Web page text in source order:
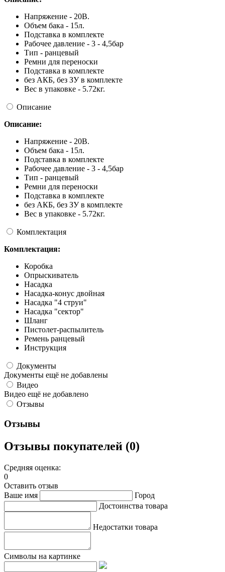
Напряжение - 20В.
Объем бака - 15л.
Подставка в комплекте
Рабочее давление - 3 - 4,5бар
Тип - ранцевый
Ремни для переноски
Подставка в комплекте
без АКБ, без ЗУ в комплекте
Вес в упаковке - 5.72кг.
Описание
Описание:
Напряжение - 20В.
Объем бака - 15л.
Подставка в комплекте
Рабочее давление - 3 - 4,5бар
Тип - ранцевый
Ремни для переноски
Подставка в комплекте
без АКБ, без ЗУ в комплекте
Вес в упаковке - 5.72кг.
Комплектация
Комплектация:
Коробка
Опрыскиватель
Насадка
Насадка-конус двойная
Насадка "4 струи"
Насадка "сектор"
Шланг
Пистолет-распылитель
Ремень ранцевый
Инструкция
Документы
Документы ещё не добавлены
Видео
Видео ещё не добавлено
Отзывы
Отзывы
Отзывы покупателей (0)
Средняя оценка:
0
Оставить отзыв
Ваше имя
Город
Достоинства товара
Недостатки товара
Символы на картинке